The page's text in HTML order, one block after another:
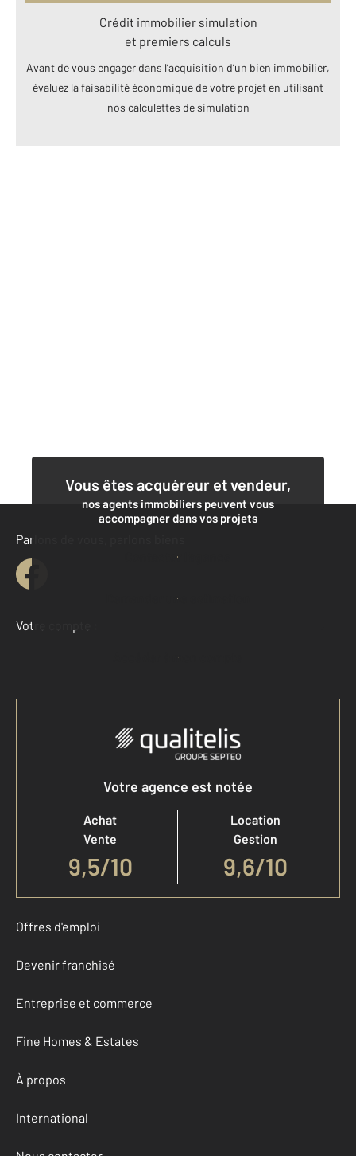
Crédit immobilier simulation
et premiers calculs
Avant de vous engager dans l’acquisition d’un bien immobilier,
évaluez la faisabilité économique de votre projet en utilisant
nos calculettes de simulation
Vous êtes acquéreur et vendeur,
nos agents immobiliers peuvent vous
accompagner dans vos projets
Contacter l'agence
Demander une estimation
Parlons de vous, parlons biens
Votre compte :
Accéder à mon compte
Votre agence est notée
Achat
Vente
9,5/10
Location
Gestion
9,6/10
Offres d'emploi
Devenir franchisé
Entreprise et commerce
Fine Homes & Estates
À propos
International